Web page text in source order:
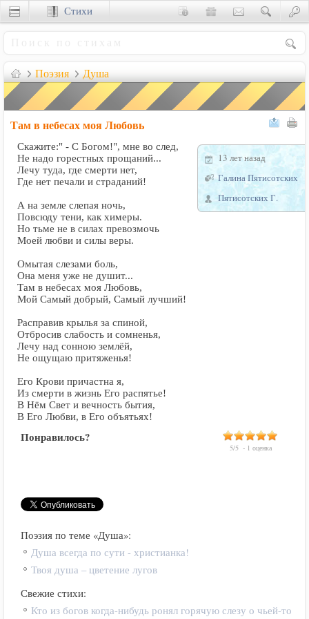
Поэзия Душа
Там в небесах моя Любовь
13 лет назад
Галина Пятисотских
Пятисотских Г.
Скажите:" - С Богом!", мне во след,
Не надо горестных прощаний...
Лечу туда, где смерти нет,
Где нет печали и страданий!
А на земле слепая ночь,
Повсюду тени, как химеры.
Но тьме не в силах превозмочь
Моей любви и силы веры.
Омытая слезами боль,
Она меня уже не душит...
Там в небесах моя Любовь,
Мой Самый добрый, Самый лучший!
Расправив крылья за спиной,
Отбросив слабость и сомненья,
Лечу над сонною землёй,
Не ощущаю притяженья!
Его Крови причастна я,
Из смерти в жизнь Его распятье!
В Нём Свет и вечность бытия,
В Его Любви, в Его объятьях!
Понравилось?
5/5- 1 оценка
Поэзия по теме «Душа»:
Душа всегда по сути - христианка!
Твоя душа – цветение лугов
Свежие стихи:
Кто из богов когда-нибудь ронял горячую слезу о чьей-то
Стихи